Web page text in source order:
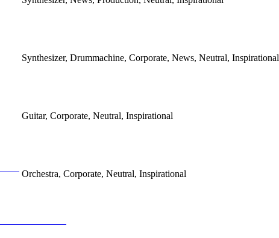
Synthesizer, Drummachine, Corporate, News, Neutral, Inspirational
Guitar, Corporate, Neutral, Inspirational
Orchestra, Corporate, Neutral, Inspirational